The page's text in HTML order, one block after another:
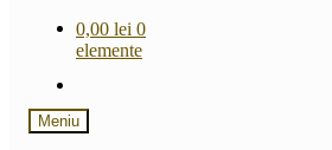
0,00 lei 0
elemente
Meniu